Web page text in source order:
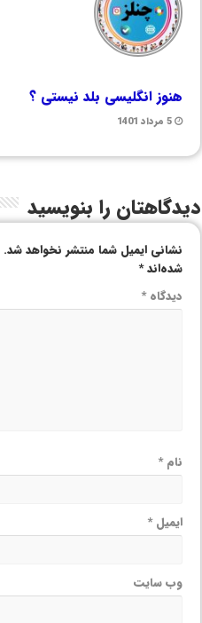
هنوز انگلیسی بلد نیستی ؟
5 مرداد 1401
دیدگاهتان را بنویسید
نشانی ایمیل شما منتشر نخواهد شد.
شده‌اند*
دیدگاه*
نام*
ایمیل*
وب‌ سایت